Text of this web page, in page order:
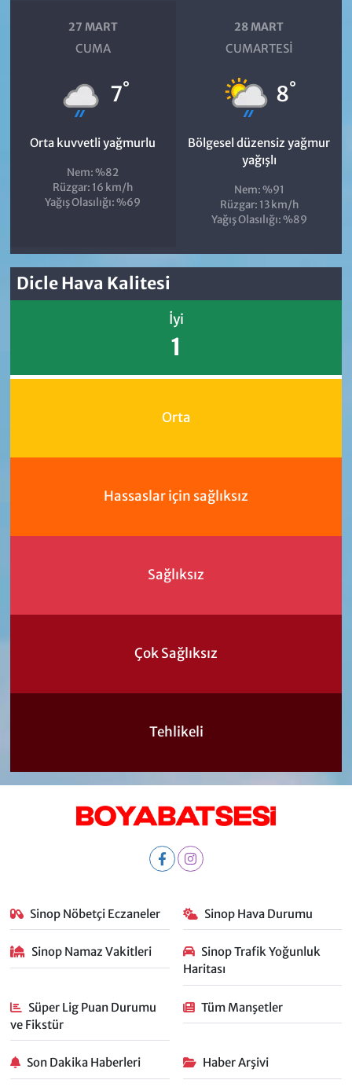
27 MART
CUMA
7°
Orta kuvvetli yağmurlu
Nem: %82
Rüzgar: 16 km/h
Yağış Olasılığı: %69
28 MART
CUMARTESI
8°
Bölgesel düzensiz yağmur
yağışlı
Nem: %91
Rüzgar: 13 km/h
Yağış Olasılığı: %89
Dicle Hava Kalitesi
İyi
1
Orta
Hassaslar için sağlıksız
Sağlıksız
Çok Sağlıksız
Tehlikeli
Sinop Nöbetçi Eczaneler Sinop Hava Durumu
Sinop Namaz Vakitleri
Sinop Trafik Yoğunluk
Haritası
Süper Lig Puan Durumu
ve Fikstür
Tüm Manşetler
Son Dakika Haberleri Haber Arşivi